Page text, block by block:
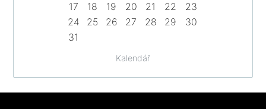
Kalendář
17
18 19 20 21 22
23
24
25 26 27 28 29
30
31